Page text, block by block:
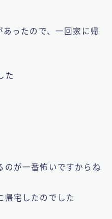
ったので、一回家に帰
た
のが一番怖いですからね
帰宅したのでした